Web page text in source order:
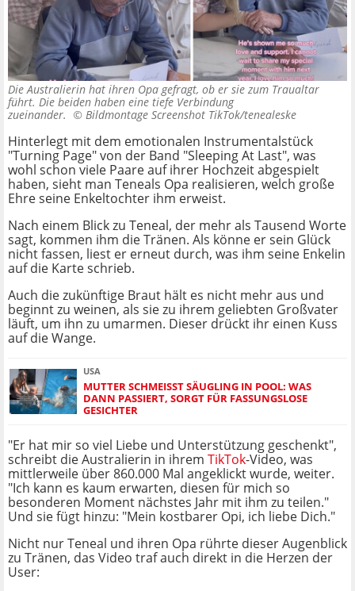
Die Australierin hat ihren Opa gefragt, ob er sie zum Traualtar
führt. Die beiden haben eine tiefe Verbindung
zueinander. © Bildmontage Screenshot TikTok/tenealeske
Hinterlegt mit dem emotionalen Instrumentalstück
"Turning Page" von der Band "Sleeping At Last", was
wohl schon viele Paare auf ihrer Hochzeit abgespielt
haben, sieht man Teneals Opa realisieren, welch große
Ehre seine Enkeltochter ihm erweist.
Nach einem Blick zu Teneal, der mehr als Tausend Worte
sagt, kommen ihm die Tränen. Als könne er sein Glück
nicht fassen, liest er erneut durch, was ihm seine Enkelin
auf die Karte schrieb.
Auch die zukünftige Braut hält es nicht mehr aus und
beginnt zu weinen, als sie zu ihrem geliebten Großvater
läuft, um ihn zu umarmen. Dieser drückt ihr einen Kuss
auf die Wange.
USA
MUTTER SCHMEISST SÄUGLING IN POOL: WAS D
ANN PASSIERT, SORGT FÜR FASSUNGSLOSE G
ESICHTER
"Er hat mir so viel Liebe und Unterstützung geschenkt",
schreibt die Australierin in ihrem TikTok-Video, was
mittlerweile über 860.000 Mal angeklickt wurde, weiter.
"Ich kann es kaum erwarten, diesen für mich so
besonderen Moment nächstes Jahr mit ihm zu teilen."
Und sie fügt hinzu: "Mein kostbarer Opi, ich liebe Dich."
Nicht nur Teneal und ihren Opa rührte dieser Augenblick
zu Tränen, das Video traf auch direkt in die Herzen der
User: